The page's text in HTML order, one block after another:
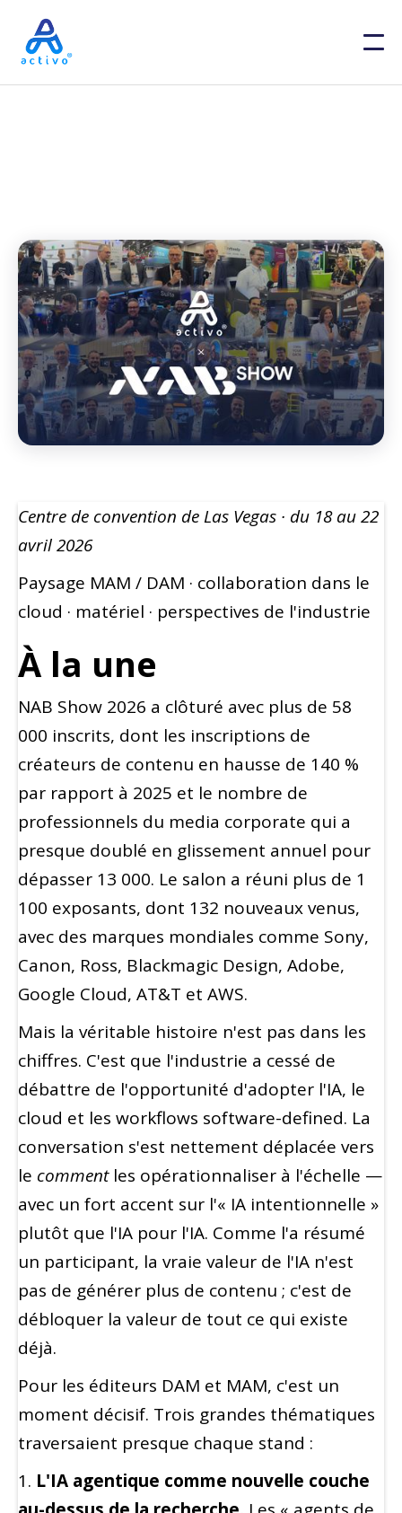
Centre de convention de Las Vegas · du 18 au 22
avril 2026
Paysage MAM / DAM · collaboration dans le
cloud · matériel · perspectives de l'industrie
À la une
NAB Show 2026 a clôturé avec plus de 58
000 inscrits, dont les inscriptions de
créateurs de contenu en hausse de 140 %
par rapport à 2025 et le nombre de
professionnels du media corporate qui a
presque doublé en glissement annuel pour
dépasser 13 000. Le salon a réuni plus de 1
100 exposants, dont 132 nouveaux venus,
avec des marques mondiales comme Sony,
Canon, Ross, Blackmagic Design, Adobe,
Google Cloud, AT&T et AWS.
Mais la véritable histoire n'est pas dans les
chiffres. C'est que l'industrie a cessé de
débattre de l'opportunité d'adopter l'IA, le
cloud et les workflows software-defined. La
conversation s'est nettement déplacée vers
le commentles opérationnaliser à l'échelle —
avec un fort accent sur l'« IA intentionnelle »
plutôt que l'IA pour l'IA. Comme l'a résumé
un participant, la vraie valeur de l'IA n'est
pas de générer plus de contenu ; c'est de
débloquer la valeur de tout ce qui existe
déjà.
Pour les éditeurs DAM et MAM, c'est un
moment décisif. Trois grandes thématiques
traversaient presque chaque stand :
1. L'IA agentique comme nouvelle couche